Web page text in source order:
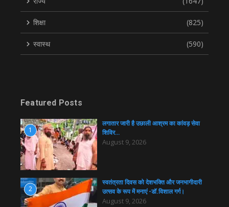
शिक्षा (825)
स्वास्थ (590)
Featured Posts
1
लगातार जारी है उछाली आश्रम का कांवड़ सेवा
शिविर…
August 9, 2026
2
स्वतंत्रता दिवस को देशभक्ति और जनभागीदारी
उत्सव के रूप में मनाएं -डॉ.विशाल गर्ग।
August 9, 2026